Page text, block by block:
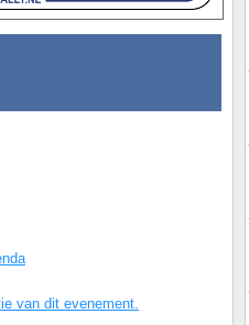
van dit evenement.